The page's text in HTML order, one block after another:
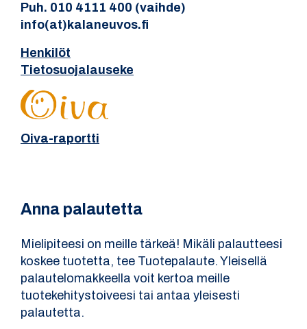
Puh. 010 4111 400 (vaihde)
info(at)kalaneuvos.fi
Henkilöt
Tietosuojalauseke
Oiva-raportti
Anna palautetta
Mielipiteesi on meille tärkeä! Mikäli palautteesi
koskee tuotetta, tee Tuotepalaute. Yleisellä
palautelomakkeella voit kertoa meille
tuotekehitystoiveesi tai antaa yleisesti
palautetta.